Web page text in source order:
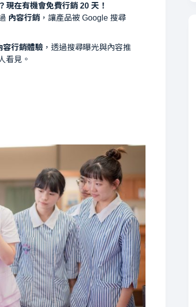
現在有機會免費行銷 20 天！
內容行銷 ，讓產品被 Google 搜尋
容行銷體驗 ，透過搜尋曝光與內容推
看見。